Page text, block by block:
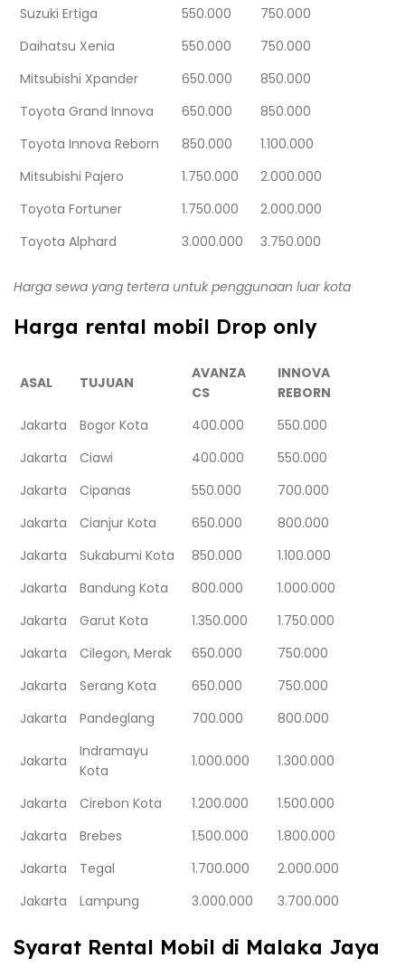
Suzuki Ertiga 550.000
750.000
Daihatsu Xenia
550.000
750.000
Mitsubishi Xpander
650.000
850.000
Toyota Grand Innova
650.000
850.000
Toyota Innova Reborn
850.000
1.100.000
Mitsubishi Pajero
1.750.000
2.000.000
Toyota Fortuner
1.750.000
2.000.000
Toyota Alphard
3.000.000 3.750.000
Harga sewa yang tertera untuk penggunaan luar kota
Harga rental mobil Drop only
ASAL TUJUAN
AVANZA
CS
INNOVA
REBORN
Jakarta
Bogor Kota 400.000
550.000
Jakarta
Ciawi 400.000
550.000
Jakarta
Cipanas 550.000
700.000
Jakarta
Cianjur Kota 650.000
800.000
Jakarta
Sukabumi Kota 850.000
1.100.000
Jakarta
Bandung Kota 800.000
1.000.000
Jakarta
Garut Kota 1.350.000
1.750.000
Jakarta
Cilegon, Merak 650.000
750.000
Jakarta
Serang Kota 650.000
750.000
Jakarta
Pandeglang 700.000 800.000
Jakarta
Indramayu
Kota
1.000.000 1.300.000
Jakarta Cirebon Kota 1.200.000
1.500.000
Jakarta
Brebes 1.500.000
1.800.000
Jakarta
Tegal 1.700.000
2.000.000
Jakarta
Lampung 3.000.000 3.700.000
Syarat Rental Mobil di Malaka Jaya